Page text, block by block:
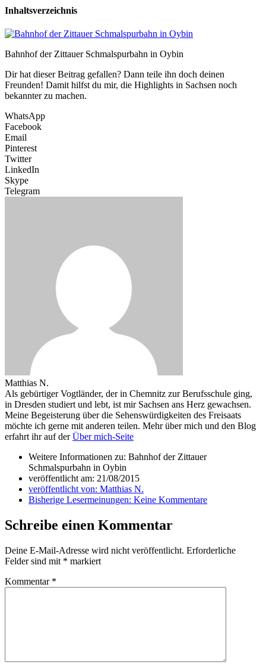
Inhaltsverzeichnis
Bahnhof der Zittauer Schmalspurbahn in Oybin
Dir hat dieser Beitrag gefallen? Dann teile ihn doch deinen
Freunden! Damit hilfst du mir, die Highlights in Sachsen noch
bekannter zu machen.
WhatsApp
Facebook
Email
Pinterest
Twitter
LinkedIn
Skype
Telegram
Matthias N.
Als gebürtiger Vogtländer, der in Chemnitz zur Berufsschule ging,
in Dresden studiert und lebt, ist mir Sachsen ans Herz gewachsen.
Meine Begeisterung über die Sehenswürdigkeiten des Freisaats
möchte ich gerne mit anderen teilen. Mehr über mich und den Blog
erfahrt ihr auf derÜber mich-Seite
Weitere Informationen zu: Bahnhof der Zittauer
Schmalspurbahn in Oybin
veröffentlicht am: 21/08/2015
veröffentlicht von: Matthias N.
Bisherige Lesermeinungen: Keine Kommentare
Schreibe einen Kommentar
Deine E-Mail-Adresse wird nicht veröffentlicht. Erforderliche
Felder sind mit * markiert
Kommentar *